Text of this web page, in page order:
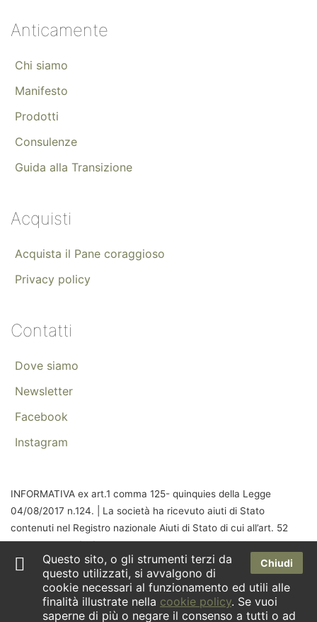
Chiudi
Questo sito, o gli strumenti terzi da
questo utilizzati, si avvalgono di
cookie necessari al funzionamento ed utili alle
finalità illustrate nella cookie policy. Se vuoi
saperne di più o negare il consenso a tutti o ad
Anticamente
Chi siamo
Manifesto
Prodotti
Consulenze
Guida alla Transizione
Acquisti
Acquista il Pane coraggioso
Privacy policy
Contatti
Dove siamo
Newsletter
Facebook
Instagram
INFORMATIVA ex art.1 comma 125- quinquies della Legge
04/08/2017 n.124. | La società ha ricevuto aiuti di Stato
contenuti nel Registro nazionale Aiuti di Stato di cui all’art. 52
della Legge 24/12/2021 n. 234 che risultano indicati nella
relativa sezione trasparenza a cui si rinvia.